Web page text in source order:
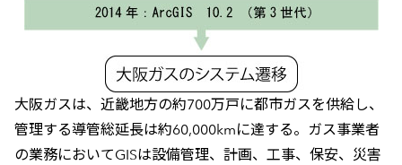
大阪ガスは、近畿地方の約700万戸に都市ガスを供給し、
管理する導管総延長は約60,000kmに達する。ガス事業者
の業務においてGISは設備管理、計画、工事、保安、災害